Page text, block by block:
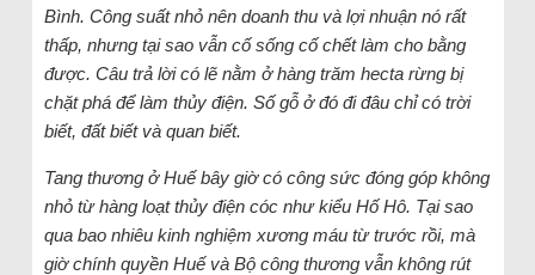
Bình. Công suất nhỏ nên doanh thu và lợi nhuận nó rất
thấp, nhưng tại sao vẫn cố sống cố chết làm cho bằng
được. Câu trả lời có lẽ nằm ở hàng trăm hecta rừng bị
chặt phá để làm thủy điện. Số gỗ ở đó đi đâu chỉ có trời
biết, đất biết và quan biết.
Tang thương ở Huế bây giờ có công sức đóng góp không
nhỏ từ hàng loạt thủy điện cóc như kiểu Hố Hô. Tại sao
qua bao nhiêu kinh nghiệm xương máu từ trước rồi, mà
giờ chính quyền Huế và Bộ công thương vẫn không rút